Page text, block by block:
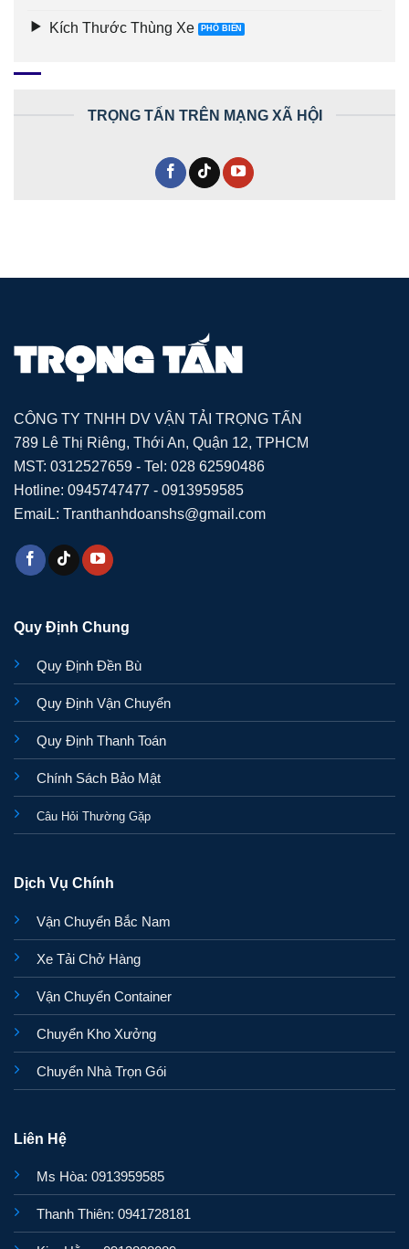
Kích Thước Thùng Xe
TRỌNG TẤN TRÊN MẠNG XÃ HỘI
CÔNG TY TNHH DV VẬN TẢI TRỌNG TẤN
789 Lê Thị Riêng, Thới An, Quận 12, TPHCM
MST: 0312527659 - Tel: 028 62590486
Hotline: 0945747477 - 0913959585
EmaiL: Tranthanhdoanshs@gmail.com
Quy Định Chung
Quy Định Đền Bù
Quy Định Vận Chuyển
Quy Định Thanh Toán
Chính Sách Bảo Mật
Câu Hỏi Thường Gặp
Dịch Vụ Chính
Vận Chuyển Bắc Nam
Xe Tải Chở Hàng
Vận Chuyển Container
Chuyển Kho Xưởng
Chuyển Nhà Trọn Gói
Liên Hệ
Ms Hòa: 0913959585
Thanh Thiên: 0941728181